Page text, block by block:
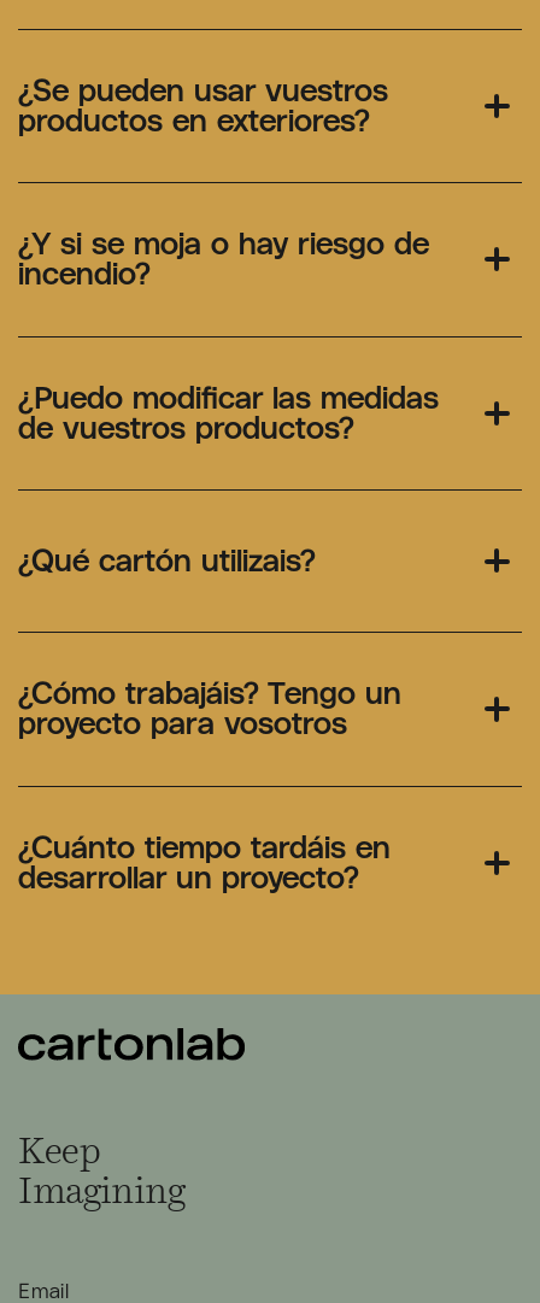
¿Se pueden usar vuestros
productos en exteriores?
¿Y si se moja o hay riesgo de
incendio?
¿Puedo modificar las medidas
de vuestros productos?
¿Qué cartón utilizais?
¿Cómo trabajáis? Tengo un
proyecto para vosotros
¿Cuánto tiempo tardáis en
desarrollar un proyecto?
Keep
Imagining
Email